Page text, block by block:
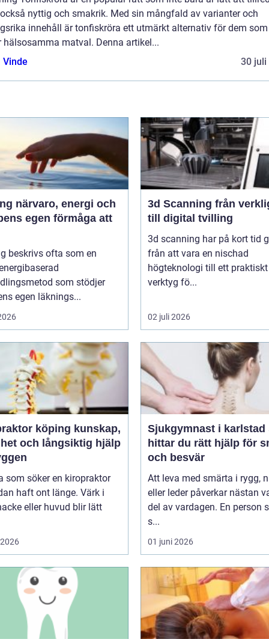
nyttig och smakrik. Med sin mångfald av varianter och
innehåll är tonfiskröra ett utmärkt alternativ för dem som
hälsosamma matval. Denna artikel...
Vinde
30 juli
och
egen förmåga att
beskrivs ofta som en
som stödjer
egen läknings...
3d Scanning från verklighet
till digital tvilling
3d scanning har på kort tid
från att vara en nischad
högteknologi till ett praktiskt
verktyg fö...
02 juli 2026
köping kunskap,
och långsiktig hjälp
som söker en kiropraktor
haft ont länge. Värk i
eller huvud blir lätt
Sjukgymnast i karlstad så
hittar du rätt hjälp för
och besvär
Att leva med smärta i rygg,
eller leder påverkar nästan
del av vardagen. En person
s...
01 juni 2026